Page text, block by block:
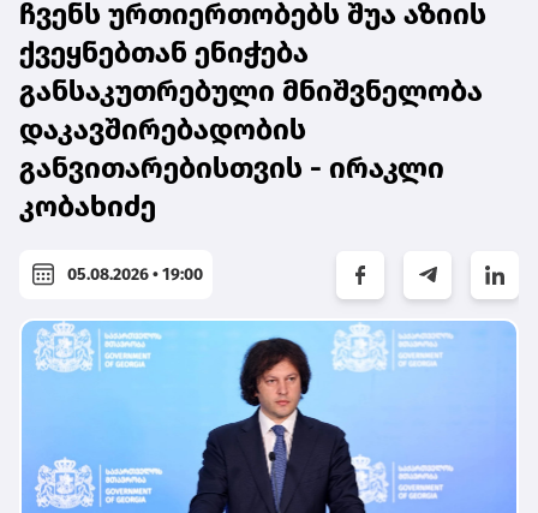
ჩვენს ურთიერთობებს შუა აზიის
ქვეყნებთან ენიჭება
განსაკუთრებული მნიშვნელობა
დაკავშირებადობის
განვითარებისთვის - ირაკლი
კობახიძე
05.08.2026 • 19:00